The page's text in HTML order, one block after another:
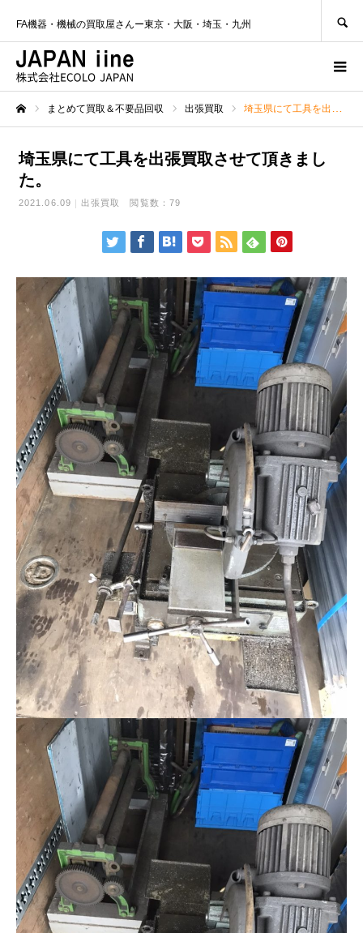
FA機器・機械の買取屋さんー東京・大阪・埼玉・九州
まとめて買取＆不要品回収 出張買取 埼玉県にて工具を出張買取させて頂きました。
埼玉県にて工具を出張買取させて頂きまし
た。
2021.06.09 出張買取 閲覧数：79